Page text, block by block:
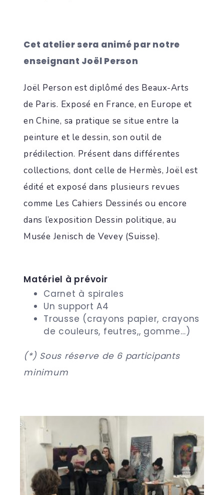
Cet atelier sera animé par notre
enseignant Joël Person
Joël Person est diplômé des Beaux-Arts
de Paris. Exposé en France, en Europe et
en Chine, sa pratique se situe entre la
peinture et le dessin, son outil de
prédilection. Présent dans différentes
collections, dont celle de Hermès, Joël est
édité et exposé dans plusieurs revues
comme Les Cahiers Dessinés ou encore
dans l’exposition Dessin politique, au
Musée Jenisch de Vevey (Suisse).
Matériel à prévoir
Carnet à spirales
Un support A4
Trousse (crayons papier, crayons
de couleurs, feutres,, gomme…)
(*) Sous réserve de 6 participants
minimum